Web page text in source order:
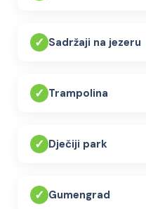
✓ Sadržaji na jezeru
✓ Trampolina
✓ Dječiji park
✓ Gumengrad